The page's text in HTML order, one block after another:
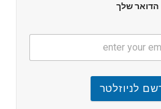
הדואר שלך
לניוזלטר